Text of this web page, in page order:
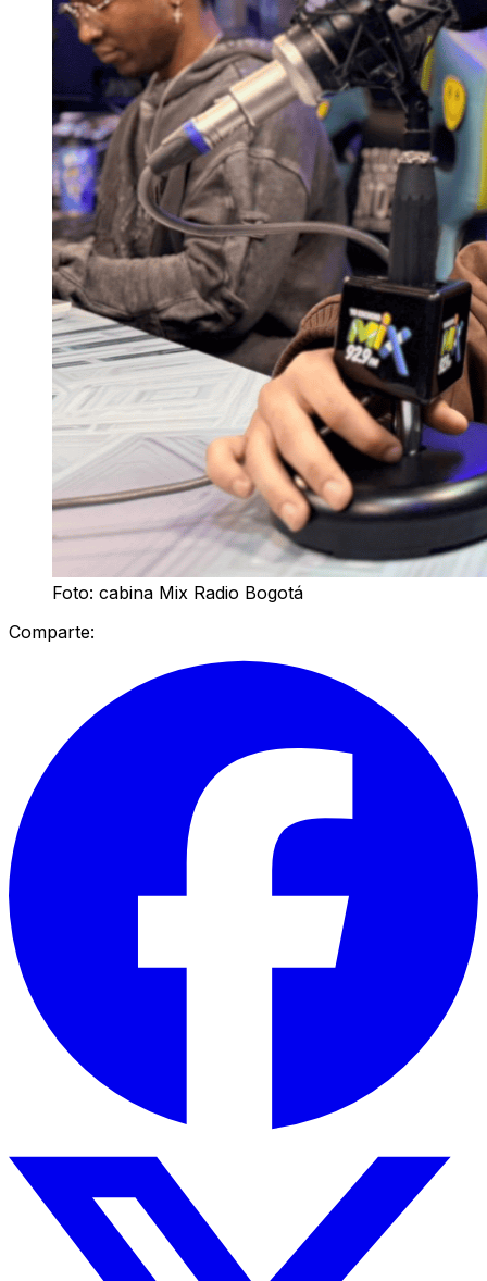
Foto: cabina Mix Radio Bogotá
Comparte: